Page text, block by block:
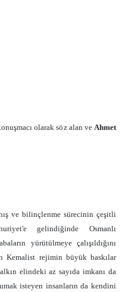
olarak söz alan ve Ahmet
ve bilinçlenme sürecinin çeşitli
gelindiğinde Osmanlı
yürütülmeye çalışıldığını
Kemalist rejimin büyük baskılar
elindeki az sayıda imkanı da
isteyen insanların da kendini